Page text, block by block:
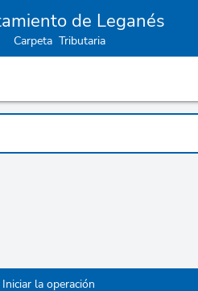
Ayuntamiento de Leganés
Carpeta Tributaria